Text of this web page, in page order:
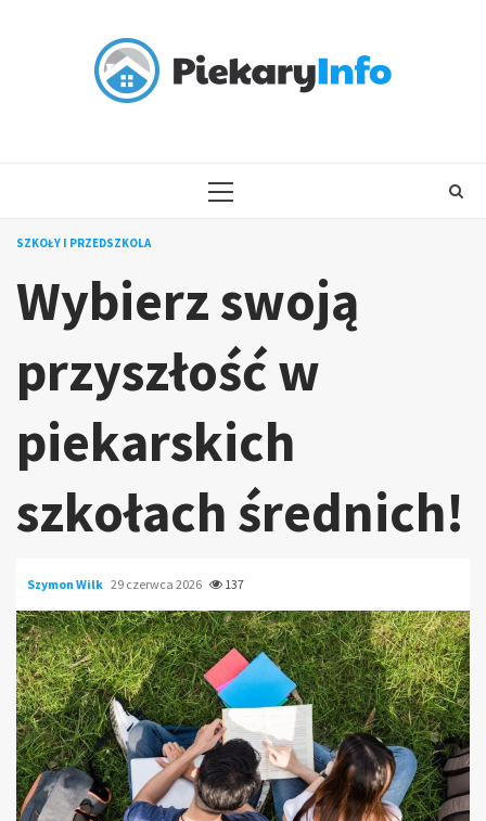
PRIMARY
SZKOŁY I PRZEDSZKOLA
Wybierz swoją
przyszłość w
piekarskich
szkołach średnich!
Szymon Wilk 29 czerwca 2026 137